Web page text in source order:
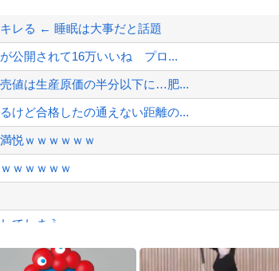
リーズへの報復！
り
状態に逆戻り
測が飛び交う。1週間ぶり...
不可避へ
Powered by livedoor 相互RSS
レる ← 睡眠は大事だと話題
が公開されて16万いいね プロ...
値は生産原価の半分以下に…肥...
けど合格したの通えない距離の...
悦ｗｗｗｗｗｗ
ｗｗｗｗｗ
てしまう。
やめろ